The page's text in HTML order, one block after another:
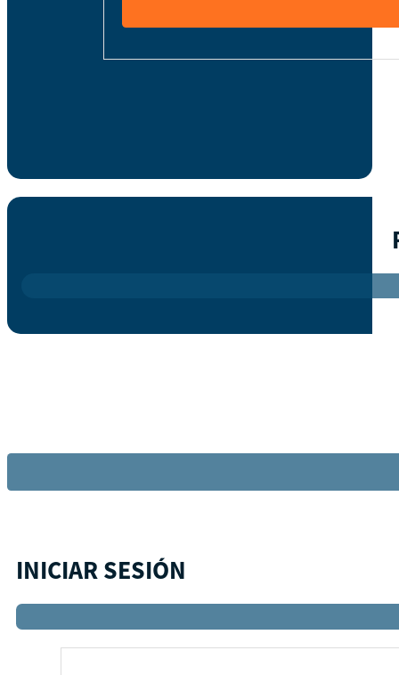
INICIAR SESIÓN